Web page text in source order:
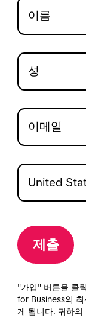
제출
"가입" 버튼을 클
for Business의 최
게 됩니다. 귀하의